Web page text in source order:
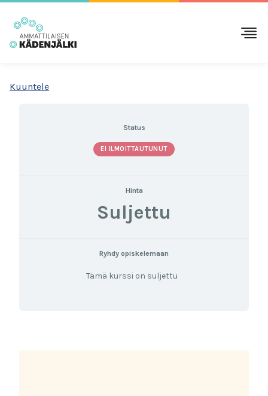
Kuuntele
Status
EI ILMOITTAUTUNUT
Hinta
Suljettu
Ryhdy opiskelemaan
Tämä kurssi on suljettu